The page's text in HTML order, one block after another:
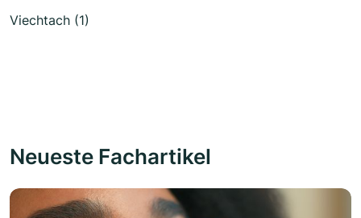
Viechtach (1)
Neueste Fachartikel